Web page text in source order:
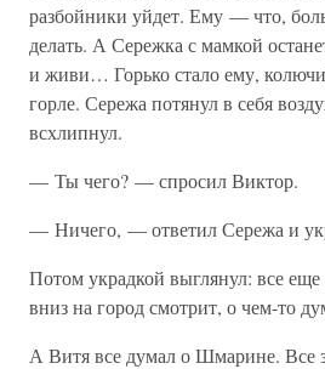
разбойники уйдет. Ему — что,
делать. А Сережка с мамкой
и живи… Горько стало ему,
горле. Сережа потянул в себя
всхлипнул.
— Ты чего? — спросил Виктор.
— Ничего, — ответил Сережа и
Потом украдкой выглянул: все
вниз на город смотрит, о чем-то
А Витя все думал о Шмарине. Все